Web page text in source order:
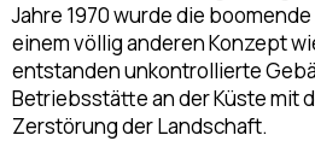
Jahre 1970 wurde die
einem völlig anderen Konzept
entstanden unkontrollierte
Betriebsstätte an der Küste mit
Zerstörung der Landschaft.